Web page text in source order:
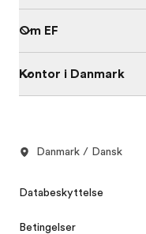
Om EF
Kontor i Danmark
Danmark / Dansk
Databeskyttelse
Betingelser